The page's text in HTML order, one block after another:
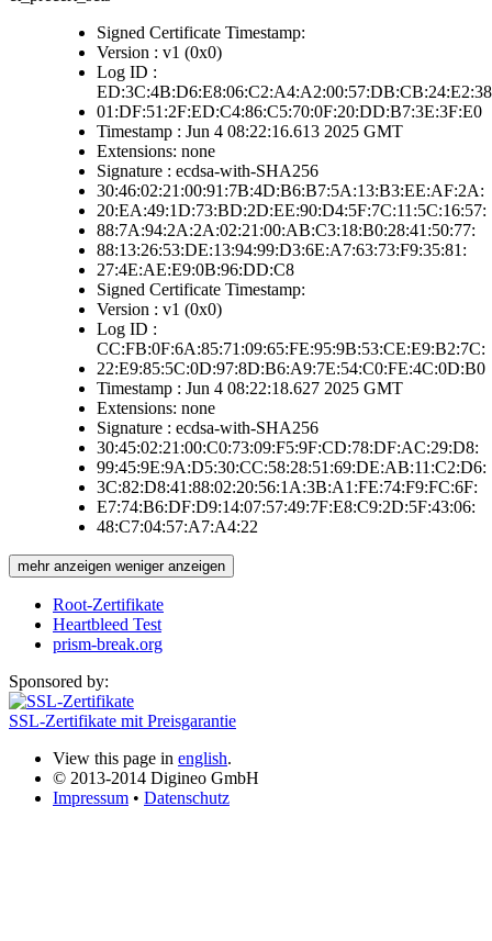
Signed Certificate Timestamp:
Version : v1 (0x0)
Log ID :
01:DF:51:2F:ED:C4:86:C5:70:0F:20:DD:B7:3E:3F:E0
Timestamp : Jun 4 08:22:16.613 2025 GMT
Extensions: none
Signature : ecdsa-with-SHA256
30:46:02:21:00:91:7B:4D:B6:B7:5A:13:B3:EE:AF:2A:
20:EA:49:1D:73:BD:2D:EE:90:D4:5F:7C:11:5C:16:57:
88:7A:94:2A:2A:02:21:00:AB:C3:18:B0:28:41:50:77:
88:13:26:53:DE:13:94:99:D3:6E:A7:63:73:F9:35:81:
27:4E:AE:E9:0B:96:DD:C8
Signed Certificate Timestamp:
Version : v1 (0x0)
Log ID :
CC:FB:0F:6A:85:71:09:65:FE:95:9B:53:CE:E9:B2:7C:
22:E9:85:5C:0D:97:8D:B6:A9:7E:54:C0:FE:4C:0D:B0
Timestamp : Jun 4 08:22:18.627 2025 GMT
Extensions: none
Signature : ecdsa-with-SHA256
30:45:02:21:00:C0:73:09:F5:9F:CD:78:DF:AC:29:D8:
99:45:9E:9A:D5:30:CC:58:28:51:69:DE:AB:11:C2:D6:
3C:82:D8:41:88:02:20:56:1A:3B:A1:FE:74:F9:FC:6F:
E7:74:B6:DF:D9:14:07:57:49:7F:E8:C9:2D:5F:43:06:
48:C7:04:57:A7:A4:22
mehr anzeigen weniger anzeigen
Root-Zertifikate
Heartbleed Test
prism-break.org
Sponsored by:
SSL-Zertifikate mit Preisgarantie
View this page in english.
© 2013-2014 Digineo GmbH
Impressum • Datenschutz